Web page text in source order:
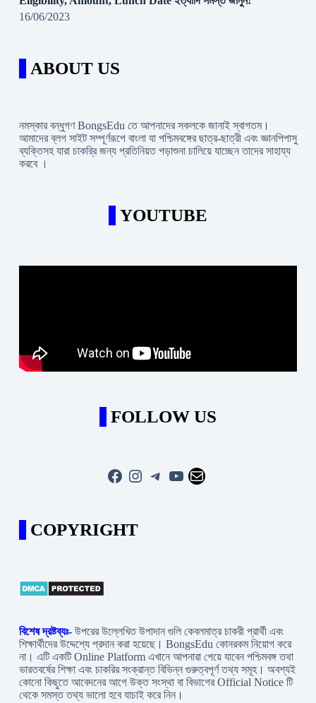
16/06/2023
ABOUT US
নমস্কার বন্ধুগণ BongsEdu তে আপনাদের সকলকে জানাই স্বাগতম।
আমাদের ব্লগ সাইট সম্পূর্ণরূপে বাংলা যা পশ্চিমবঙ্গের ছাত্র-ছাত্রী এবং জ্ঞানপিপাসু
ব্যক্তিসহ যারা চাকরি্র জন্য প্রতিনিয়ত পড়াশুনা চালিয়ে যাচ্ছেন তাদের সাহায্য
করবে ।
YOUTUBE
FOLLOW US
Facebook
Instagram
Telegram
YouTube
Mail
COPYRIGHT
বিশেষ দ্রষ্টব্যঃ- উপরের উল্লেখিত উপাদান গুলি কেবলমাত্র চাকরী প্রার্থী এবং
শিক্ষার্থীদের উদ্দেশ্যে প্রদান করা হয়েছে। BongsEdu কোনরকম নিয়োগ করে
না। এটি একটি Online Platform এখানে আপনারা পেয়ে যাবেন পশ্চিমবঙ্গ তথা
ভারতবর্ষের শিক্ষা এবং চাকরির সংক্রান্ত বিভিন্ন গুরুত্বপূর্ণ তথ্য সমূহ। অবশ্যই
কোনো কিছুতে আবেদনের আগে উক্ত সংস্থা বা বিভাগের Official Notice টি
থেকে সমস্ত তথ্য ভালো হবে যাচাই করে নিন।